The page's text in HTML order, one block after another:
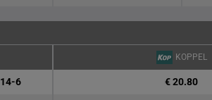
KOPPEL
14-6 € 20.80